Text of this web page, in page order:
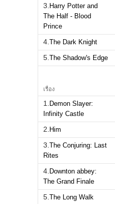
3. Harry Potter and
The Half - Blood
Prince
4. The Dark Knight
5. The Shadow's Edge
เรื่อง
1. Demon Slayer:
Infinity Castle
2. Him
3. The Conjuring: Last
Rites
4. Downton abbey:
The Grand Finale
5. The Long Walk